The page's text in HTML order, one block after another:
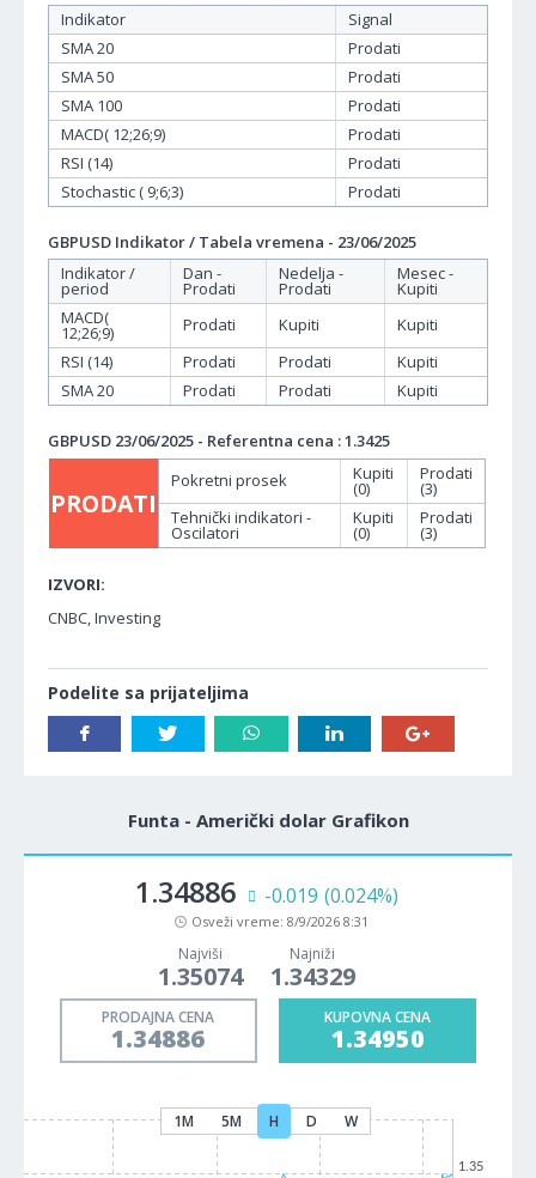
Indikator
Signal
SMA 20
Prodati
SMA 50
Prodati
SMA 100
Prodati
MACD( 12;26;9)
Prodati
RSI (14)
Prodati
Stochastic ( 9;6;3)
Prodati
GBPUSD Indikator / Tabela vremena - 23/06/2025
Indikator /
period
Dan -
Prodati
Nedelja -
Prodati
Mesec -
Kupiti
MACD(
12;26;9) Prodati Kupiti
Kupiti
RSI (14)
Prodati Prodati
Kupiti
SMA 20
Prodati Prodati Kupiti
GBPUSD 23/06/2025 - Referentna cena : 1.3425
PRODATI
Pokretni prosek Kupiti
(0)
Prodati
(3)
Tehnički indikatori -
Oscilatori
Kupiti
(0)
Prodati
(3)
IZVORI:
CNBC, Investing
Podelite sa prijateljima
Funta - Američki dolar Grafikon
1.34886 -0.019 (0.024%)
Osveži vreme: 8/9/2026 8:31
Najviši
1.35074
Najniži
1.34329
PRODAJNA CENA
1.34886
KUPOVNA CENA
1.34950
1M 5M H D W
1.35